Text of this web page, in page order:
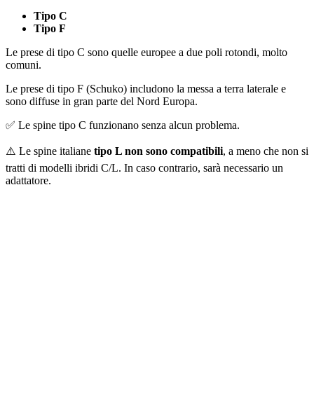
Tipo C
Tipo F
Le prese di tipo C sono quelle europee a due poli rotondi, molto
comuni.
Le prese di tipo F (Schuko) includono la messa a terra laterale e
sono diffuse in gran parte del Nord Europa.
✅ Le spine tipo C funzionano senza alcun problema.
⚠️ Le spine italiane tipo L non sono compatibili, a meno che non si
tratti di modelli ibridi C/L. In caso contrario, sarà necessario un
adattatore.